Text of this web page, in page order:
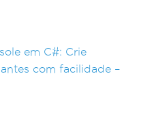
em C#: Crie
com facilidade –